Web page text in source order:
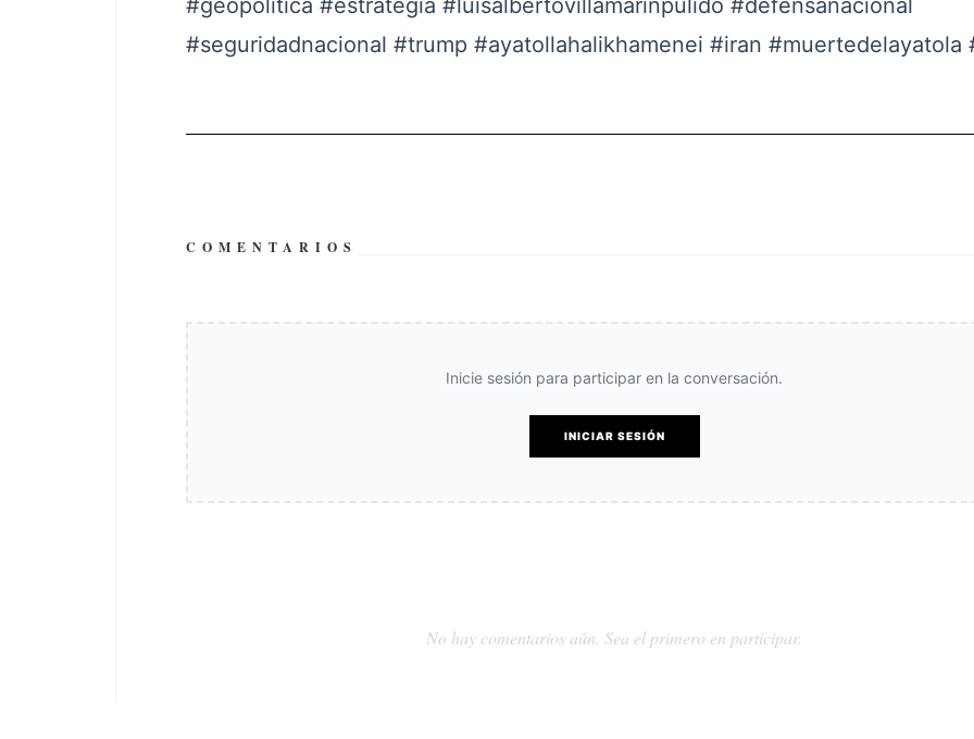
#geopolítica #estrategia #luisalbertovillamarinpulido #defensanacional
#seguridadnacional #trump #ayatollahalikhamenei #iran #muertedelayatola
COMENTARIOS
Inicie sesión para participar en la conversación.
INICIAR SESIÓN
No hay comentarios aún. Sea el primero en participar.